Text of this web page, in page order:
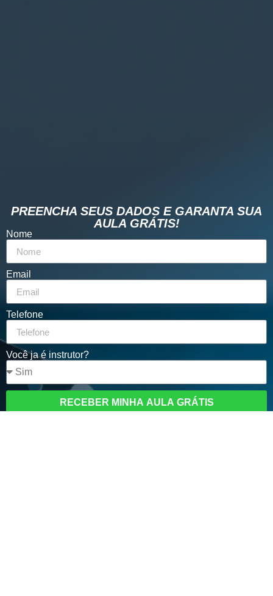
PREENCHA SEUS DADOS E GARANTA SUA
AULA GRÁTIS!
Nome
Email
Telefone
Você ja é instrutor?
RECEBER MINHA AULA GRÁTIS